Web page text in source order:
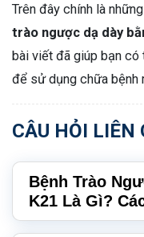
Trên đây chính là
trào ngược dạ dày
bài viết đã giúp bạn
để sử dụng chữa bệnh
CÂU HỎI LIÊN
Bệnh Trào
K21 Là Gì?